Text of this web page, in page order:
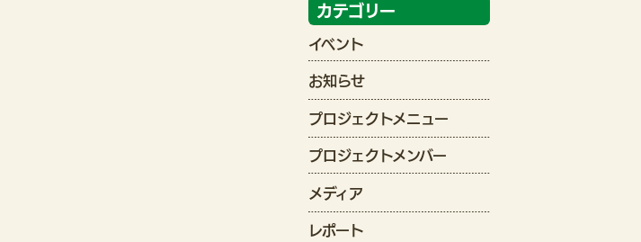
カテゴリー
イベント
お知らせ
プロジェクトメニュー
プロジェクトメンバー
メディア
レポート